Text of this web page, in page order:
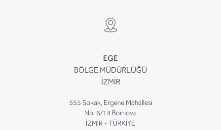
EGE
BÖLGE MÜDÜRLÜĞÜ
İZMİR
555 Sokak, Ergene Mahallesi
No. 6/14 Bornova
İZMİR - TÜRKİYE